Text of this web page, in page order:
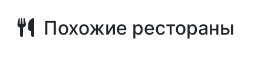
Похожие рестораны